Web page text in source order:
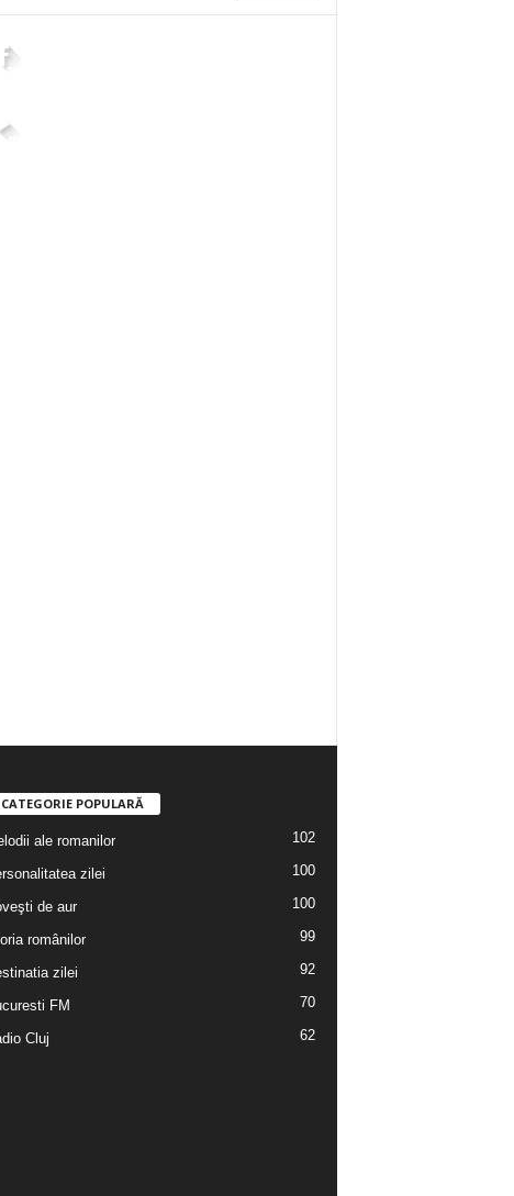
2,265
4,400
CATEGORIE POPULARĂ
ale romanilor 102
zilei 100
de aur 100
românilor 99
zilei 92
FM 70
Cluj 62